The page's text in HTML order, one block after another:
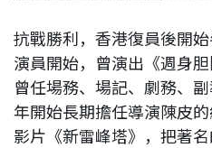
抗戰勝利，香港復員後開
演員開始，曾演出《週身
曾任場務、場記、劇務、
年開始長期擔任導演陳皮
影片《新雷峰塔》，把著